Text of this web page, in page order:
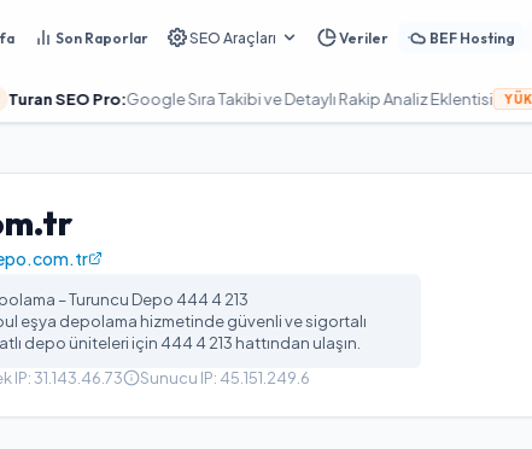
Son Raporlar SEO Araçları Veriler BEF Hosting
Pro:Google Sıra Takibi ve Detaylı Rakip Analiz Eklentisi YÜKSELT
– Turuncu Depo 444 4 213
eşya depolama hizmetinde güvenli ve sigortalı
depo üniteleri için 444 4 213 hattından ulaşın.
IP: 31.143.46.73 Sunucu IP: 45.151.249.6